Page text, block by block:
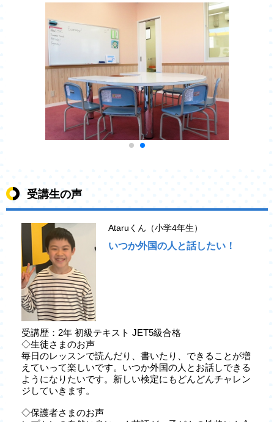
受講生の声
Ataruくん（小学4年生）
いつか外国の人と話したい！
受講歴：2年 初級テキスト JET5級合格
◇生徒さまのお声
毎日のレッスンで読んだり、書いたり、できることが増
えていって楽しいです。いつか外国の人とお話しできる
ようになりたいです。新しい検定にもどんどんチャレン
ジしていきます。
◇保護者さまのお声